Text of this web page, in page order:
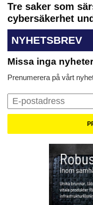
Tre saker som
cybersäkerhet
NYHETSBREV
Missa inga
Prenumerera på vårt